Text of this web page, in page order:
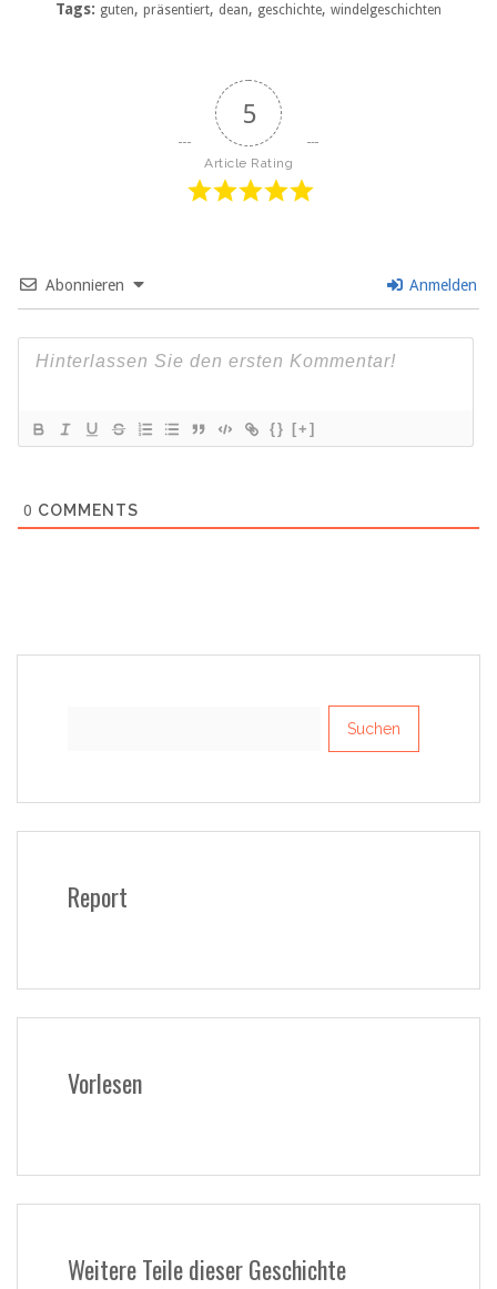
Tags: guten, präsentiert, dean, geschichte, windelgeschichten
5
Article Rating
Abonnieren Anmelden
{} [+]
0 COMMENTS
Report
Vorlesen
Weitere Teile dieser Geschichte